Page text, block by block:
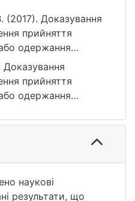
(2017). Доказування
прийняття
одержання
службовою особою
[Дис. канд.
національний
Шевченка].
прийняття
одержання
: дис. … канд.
2017. 269 с.
наукові
результати, що